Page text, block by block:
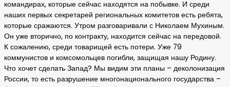
командирах, которые сейчас находятся на побывке. И среди
наших первых секретарей региональных комитетов есть ребята,
которые сражаются. Утром разговаривали с Николаем Мухиным.
Он уже вторично, по контракту, находится сейчас на передовой.
К сожалению, среди товарищей есть потери. Уже 79
коммунистов и комсомольцев погибли, защищая нашу Родину.
Что хочет сделать Запад? Мы видим эти планы – деколонизация
России, то есть разрушение многонационального государства –